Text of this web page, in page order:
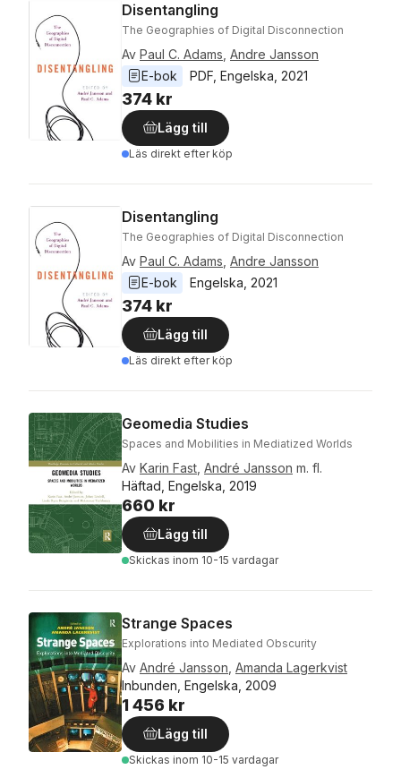
Disentangling
The Geographies of Digital Disconnection
Av Paul C. Adams Andre Jansson
E-bok
PDF Engelska 2021
374 kr
Lägg till
Läs direkt efter köp
Disentangling
The Geographies of Digital Disconnection
Av Paul C. Adams Andre Jansson
E-bok
Engelska 2021
374 kr
Lägg till
Läs direkt efter köp
Geomedia Studies
Spaces and Mobilities in Mediatized Worlds
Av Karin Fast André Jansson m. fl.
Häftad, Engelska, 2019
660 kr
Lägg till
Skickas inom 10-15 vardagar
Strange Spaces
Explorations into Mediated Obscurity
Av André Jansson Amanda Lagerkvist
Inbunden, Engelska, 2009
1 456 kr
Lägg till
Skickas inom 10-15 vardagar